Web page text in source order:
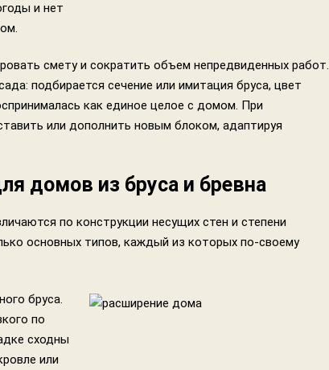
и нет
смету и сократить объем непредвиденных работ.
подбирается сечение или имитация бруса, цвет
как единое целое с домом. При
или дополнить новым блоком, адаптируя
домов из бруса и бревна
по конструкции несущих стен и степени
основных типов, каждый из которых по-своему
бруса.
по
сходны
или